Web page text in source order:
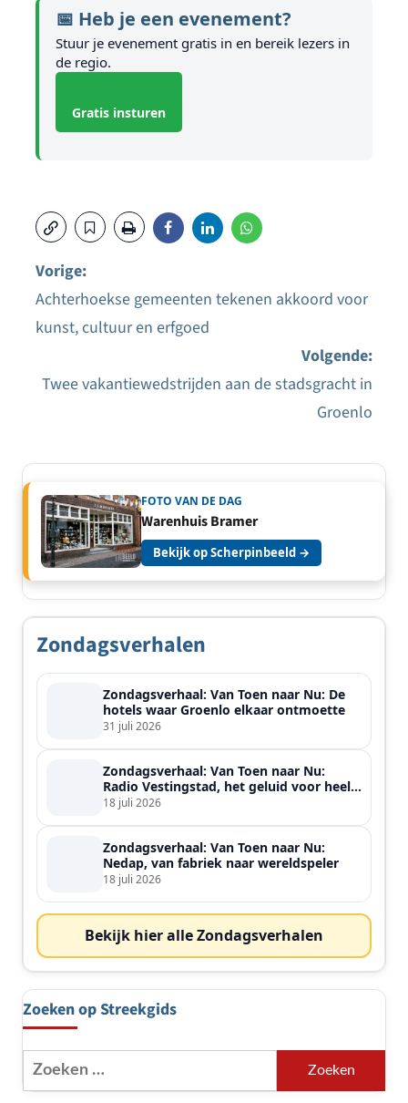
📅 Heb je een evenement?
Stuur je evenement gratis in en bereik lezers in
de regio.
Gratis insturen
Bericht
Vorige:
Achterhoekse gemeenten tekenen akkoord voor
kunst, cultuur en erfgoed
Volgende:
Twee vakantiewedstrijden aan de stadsgracht in
Groenlo
FOTO VAN DE DAG
Warenhuis Bramer
Bekijk op Scherpinbeeld →
Zondagsverhalen
Zondagsverhaal: Van Toen naar Nu: De
hotels waar Groenlo elkaar ontmoette
31 juli 2026
Zondagsverhaal: Van Toen naar Nu:
Radio Vestingstad, het geluid voor heel
de streek
18 juli 2026
Zondagsverhaal: Van Toen naar Nu:
Nedap, van fabriek naar wereldspeler
18 juli 2026
Bekijk hier alle Zondagsverhalen
Zoeken op Streekgids
Zoeken
naar: